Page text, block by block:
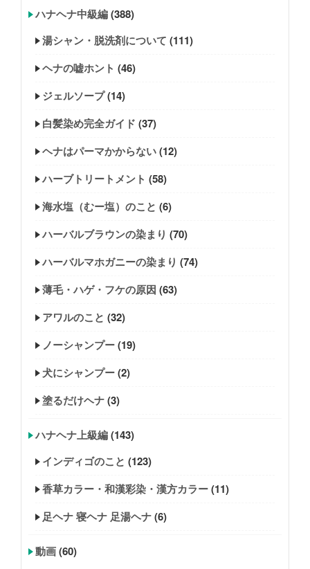
ハナヘナ中級編(388)
湯シャン・脱洗剤について (111)
ヘナの嘘ホント (46)
ジェルソープ(14)
白髪染め完全ガイド (37)
ヘナはパーマかからない(12)
ハーブトリートメント (58)
海水塩（むー塩）のこと (6)
ハーバルブラウンの染まり (70)
ハーバルマホガニーの染まり (74)
薄毛・ハゲ・フケの原因 (63)
アワルのこと (32)
ノーシャンプー(19)
犬にシャンプー(2)
塗るだけヘナ(3)
ハナヘナ上級編(143)
インディゴのこと (123)
香草カラー・和漢彩染・漢方カラー(11)
足ヘナ 寝ヘナ 足湯ヘナ(6)
動画(60)